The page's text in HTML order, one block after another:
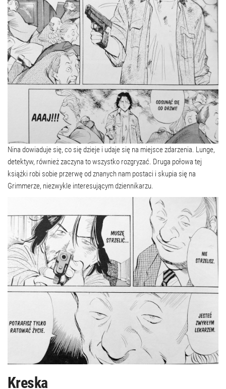
Nina dowiaduje się, co się dzieje i udaje się na miejsce zdarzenia. Lunge,
detektyw, również zaczyna to wszystko rozgryzać. Druga połowa tej
książki robi sobie przerwę od znanych nam postaci i skupia się na
Grimmerze, niezwykle interesującym dziennikarzu.
Kreska